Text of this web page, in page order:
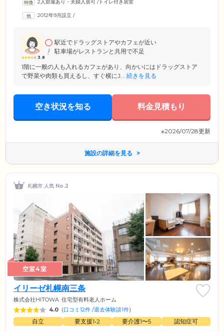
いです。館内には介護経験豊富な管理人が24時間常駐しており、状況把
す。体調の急変時には迅速にかけつけて対応しますのでご安心くださ
2人部屋あり・夫婦入居可 /トイレ付き居室
2012年9月設立 /
3.8
駅近でドラッグストアやカフェが近い
駐車場がレストランと共用で不足
1階に一般の人も入れるカフェがあり、向かいにはドラッグストア
で野菜や肉類も買えるし、すぐ横にJ... 続きを見る
空き状況を知る 料金見積もり
※2026/07/28更新
施設の詳細を見る
札幌市 人気 No.2
空室4室
イリーゼ札幌南三条
株式会社HITOWA 住宅型有料老人ホーム
4.0 (口コミ12件 /退去体験談1件)
自立 要支援1•2 要介護1〜5 認知症可